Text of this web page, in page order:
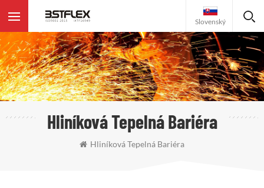
Slovenský
Hliníková Tepelná Bariéra
Hliníková Tepelná Bariéra